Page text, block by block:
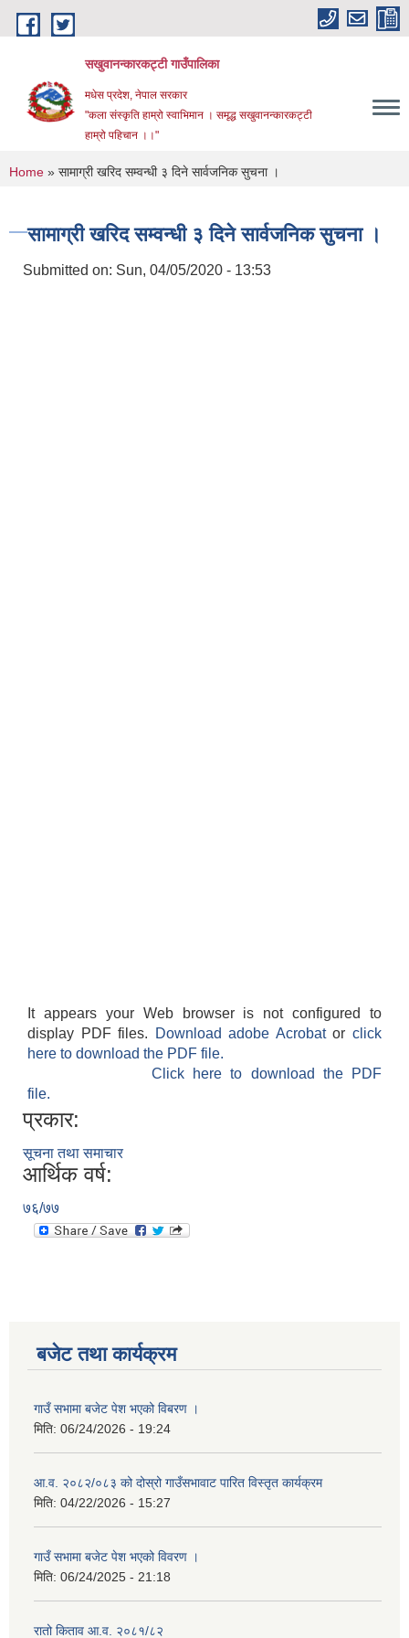
Skip to main content
सखुवानन्कारकट्टी गाउँपालिका
मधेस प्रदेश, नेपाल सरकार
"कला संस्कृति हाम्रो स्वाभिमान । समृद्ध सखुवानन्कारकट्टी
हाम्रो पहिचान ।।"
You are here
Home » सामाग्री खरिद सम्वन्धी ३ दिने सार्वजनिक सुचना ।
सामाग्री खरिद सम्वन्धी ३ दिने सार्वजनिक सुचना ।
Submitted on: Sun, 04/05/2020 - 13:53
It appears your Web browser is not configured to
display PDF files.
Download adobe Acrobatorclick
here to download the PDF file.
Click here to download the PDF
file.
प्रकार:
सूचना तथा समाचार
आर्थिक वर्ष:
७६/७७
बजेट तथा कार्यक्रम
गाउँ सभामा बजेट पेश भएको विबरण ।
मिति: 06/24/2026 - 19:24
आ.व. २०८२/०८३ को दोस्रो गाउँसभावाट पारित विस्तृत कार्यक्रम
मिति: 04/22/2026 - 15:27
गाउँ सभामा बजेट पेश भएको विवरण ।
मिति: 06/24/2025 - 21:18
रातो किताव आ.व. २०८१/८२